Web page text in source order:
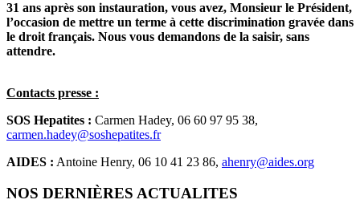
31 ans après son instauration, vous avez, Monsieur le Président,
l’occasion de mettre un terme à cette discrimination gravée dans
le droit français. Nous vous demandons de la saisir, sans
attendre.
Contacts presse :
SOS Hepatites : Carmen Hadey, 06 60 97 95 38,
carmen.hadey@soshepatites.fr
AIDES : Antoine Henry, 06 10 41 23 86, ahenry@aides.org
NOS DERNIÈRES ACTUALITES